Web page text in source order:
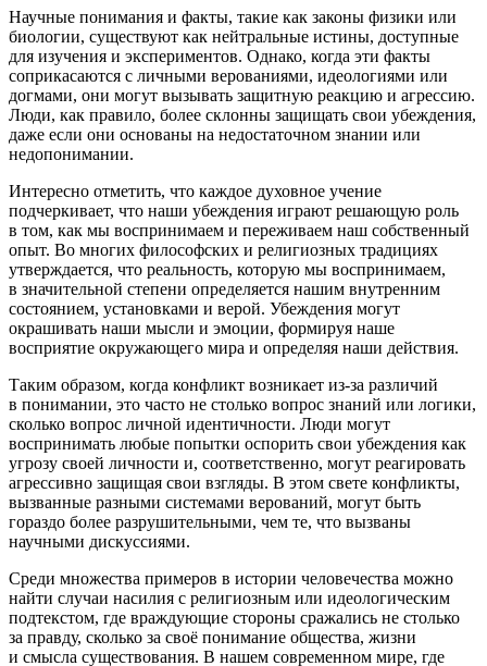
Научные понимания и факты, такие как законы физики или
биологии, существуют как нейтральные истины, доступные
для изучения и экспериментов. Однако, когда эти факты
соприкасаются с личными верованиями, идеологиями или
догмами, они могут вызывать защитную реакцию и агрессию.
Люди, как правило, более склонны защищать свои убеждения,
даже если они основаны на недостаточном знании или
недопонимании.
Интересно отметить, что каждое духовное учение
подчеркивает, что наши убеждения играют решающую роль
в том, как мы воспринимаем и переживаем наш собственный
опыт. Во многих философских и религиозных традициях
утверждается, что реальность, которую мы воспринимаем,
в значительной степени определяется нашим внутренним
состоянием, установками и верой. Убеждения могут
окрашивать наши мысли и эмоции, формируя наше
восприятие окружающего мира и определяя наши действия.
Таким образом, когда конфликт возникает из-за различий
в понимании, это часто не столько вопрос знаний или логики,
сколько вопрос личной идентичности. Люди могут
воспринимать любые попытки оспорить свои убеждения как
угрозу своей личности и, соответственно, могут реагировать
агрессивно защищая свои взгляды. В этом свете конфликты,
вызванные разными системами верований, могут быть
гораздо более разрушительными, чем те, что вызваны
научными дискуссиями.
Среди множества примеров в истории человечества можно
найти случаи насилия с религиозным или идеологическим
подтекстом, где враждующие стороны сражались не столько
за правду, сколько за своё понимание общества, жизни
и смысла существования. В нашем современном мире, где